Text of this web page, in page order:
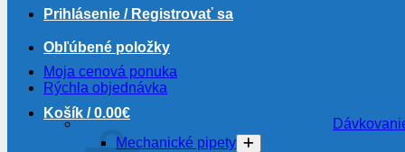
Prihlásenie / Registrovať sa
Obľúbené položky
Moja cenová ponuka
Rýchla objednávka
Košík /0.00€
Mechanické pipety